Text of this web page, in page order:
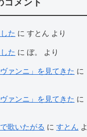
コメント
た に すとん より
た に ぼ。 より
ァンニ」を見てきた に
ァンニ」を見てきた に
歌いたがる に すとん よ